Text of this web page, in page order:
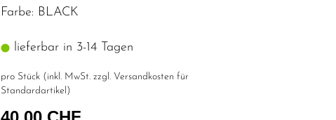
Farbe: BLACK
lieferbar in 3-14 Tagen
pro Stück (inkl. MwSt. zzgl. Versandkosten für
Standardartikel )